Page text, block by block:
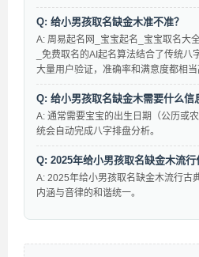
Q: 给小男孩取名缺金木准不准？
A: 周易起名网_宝宝起名_宝宝取名大
_免费取名的AI起名算法结合了传统
大量用户验证，准确率和满意度都相当
Q: 给小男孩取名缺金木需要什么信
A: 通常需要宝宝的出生日期（公历或
统会自动完成八字排盘分析。
Q: 2025年给小男孩取名缺金木流行
A: 2025年给小男孩取名缺金木流行古
内涵与音律的和谐统一。